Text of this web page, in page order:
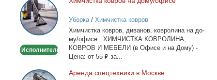
Химчистка
ковров
на
дому/
Исполнитель
Уборка/ Химчистка ковров
Хим­чист­ка ков­ров, ди­ва­нов, ков­ро­ли­на на до­
му/офи­се. ХИМЧИСТКА КОВРОЛИНА,
КОВРОВ И МЕБЕЛИ (в Офи­се и на До­му) -
Це­на: от 55 ₽ за...
Аренда
Арен­да спец­тех­ни­ки в Москве